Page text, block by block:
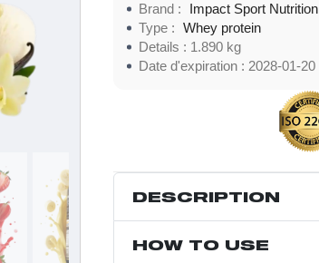
Brand :
Impact Sport Nutrition
Type :
Whey protein
Details :
1.890 kg
Date d'expiration : 2028-01-20
DESCRIPTION
HOW TO USE